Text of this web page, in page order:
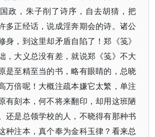
政，朱子削了诗序，自去胡猜，把
多正经话，说成淫奔期会的诗。诸公
身，到这里却矛盾自陷了！郑《笺》
，大义总没有差，就说郑《笺》不大
是至精至当的书，略有眼睛的，总晓
万倍呢！大概注疏本嫌它太繁，单注
有刻本，何不将来翻印，却用这班陋
还是总领学校的人，不晓得有那种书
种注本，真个奉为金科玉律？看来总